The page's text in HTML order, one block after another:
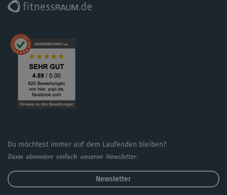
Keine Sorge, wenn's am Anfang noch nicht so ganz klappt:
Du möchtest immer auf dem Laufenden bleiben?
Dann abonniere einfach unseren Newsletter:
Newsletter